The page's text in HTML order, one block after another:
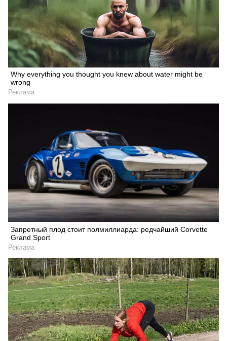
Why everything you thought you knew about water might be
wrong
Реклама
Запретный плод стоит полмиллиарда: редчайший Corvette
Grand Sport
Реклама